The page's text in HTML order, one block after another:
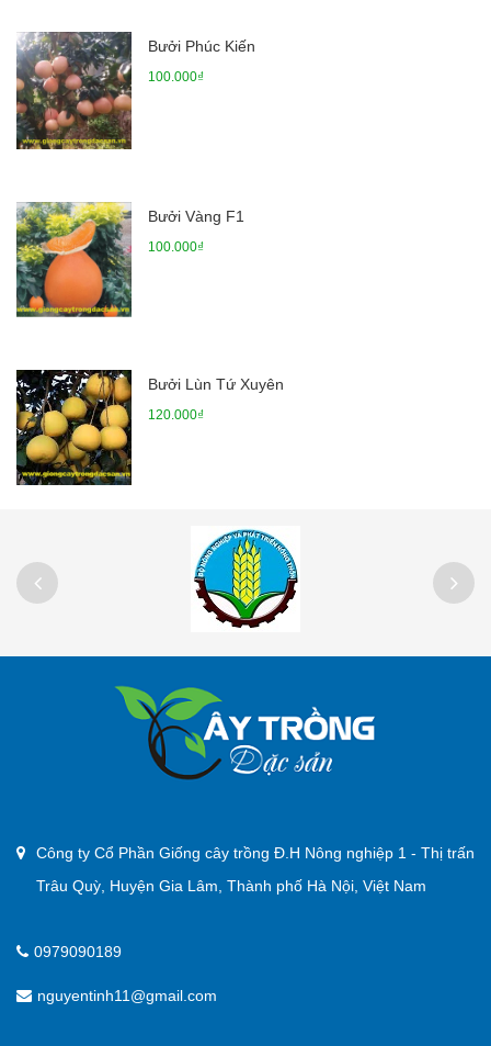
Bưởi Phúc Kiến
100.000₫
Bưởi Vàng F1
100.000₫
Bưởi Lùn Tứ Xuyên
120.000₫
Công ty Cổ Phần Giống cây trồng Đ.H Nông nghiệp 1 - Thị trấn
Trâu Quỳ, Huyện Gia Lâm, Thành phố Hà Nội, Việt Nam
0979090189
nguyentinh11@gmail.com